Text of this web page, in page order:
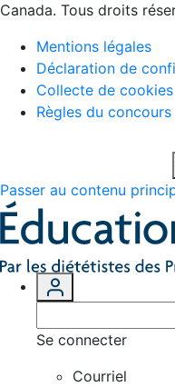
Canada. Tous droits
Mentions légales
Déclaration de
Collecte de cookies
Règles du concours
Passer au contenu
Se connecter
Courriel